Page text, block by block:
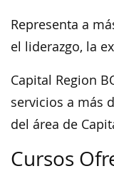
Representa a
el liderazgo, la
Capital Region
servicios a más
del área de
Cursos